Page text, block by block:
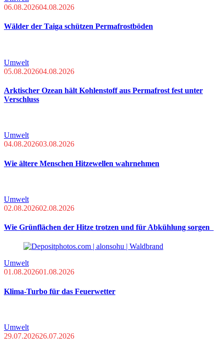
06.08.202604.08.2026
Wälder der Taiga schützen Permafrostböden
Umwelt
05.08.202604.08.2026
Arktischer Ozean hält Kohlenstoff aus Permafrost fest unter
Verschluss
Umwelt
04.08.202603.08.2026
Wie ältere Menschen Hitzewellen wahrnehmen
Umwelt
02.08.202602.08.2026
Wie Grünflächen der Hitze trotzen und für Abkühlung sorgen
Umwelt
01.08.202601.08.2026
Klima-Turbo für das Feuerwetter
Umwelt
29.07.202626.07.2026